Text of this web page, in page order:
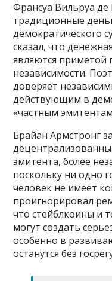
Франсуа Вильруа де
традиционные
демократического
сказал, что
являются приметой
независимости.
доверяет
действующим в
«частным
Брайан Армстронг
эмитента, более
поскольку ни одно
человек не имеет
проигнорировал
что стейблкоины и
могут создать
особенно в
останутся без